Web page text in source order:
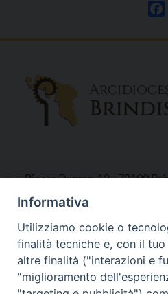
Piazza Duomo, 12 - 72100
Tel 0831.521958
Fax 0831.528315
Orari Curia
Informativa
Utilizziamo cookie o
finalità tecniche e, con il
altre finalità ("interazioni e
"miglioramento